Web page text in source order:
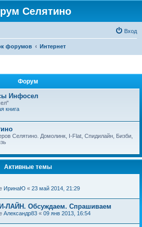
Селятино
Вход
форумов Интернет
Форум
Инфосел
книга
Селятино. Домолинк, I-Flat, Спидилайн, Бизби,
Активные темы
ИринаЮ « 23 май 2014, 21:29
ЛАЙН. Обсуждаем. Спрашиваем
Александр83 « 09 янв 2013, 16:54